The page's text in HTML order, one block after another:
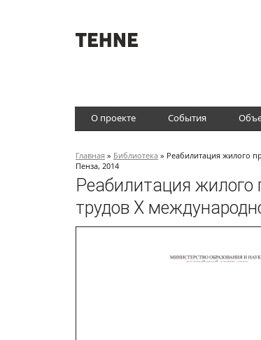
О проекте События
Главная » Библиотека » Реабилитация жилого
Пенза, 2014
Реабилитация жилого
трудов X